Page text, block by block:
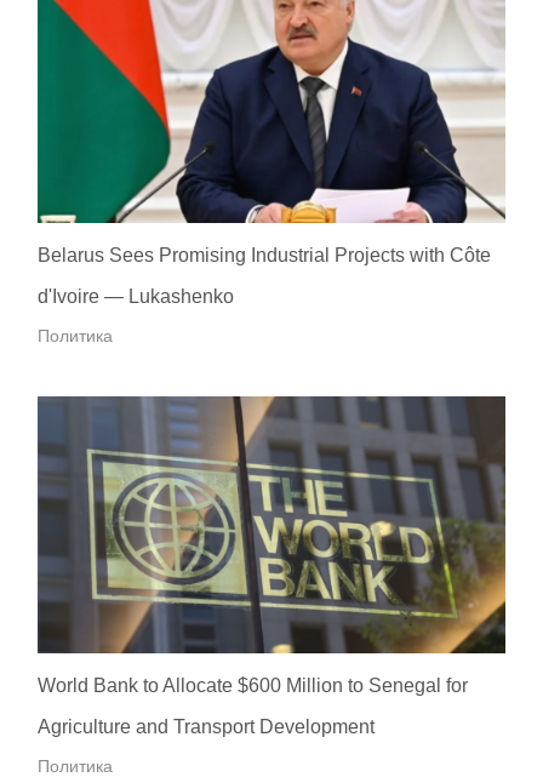
Belarus Sees Promising Industrial Projects with Côte
d'Ivoire — Lukashenko
Политика
World Bank to Allocate $600 Million to Senegal for
Agriculture and Transport Development
Политика